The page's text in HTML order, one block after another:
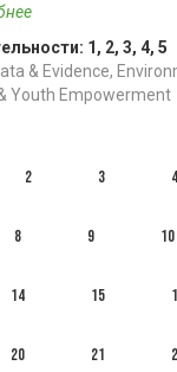
1 , 2, 3, 4, 5
& Evidence,
Youth Empowerment
2 3 4
8 9 10
14 15
20 21